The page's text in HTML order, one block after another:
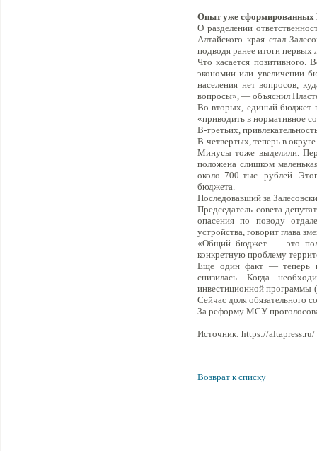
Опыт уже
О разделении
Алтайского края стал
подводя ранее итоги
Что касается позитивного.
экономии или увеличении
населения нет вопросов,
вопросы», — объяснил
Во-вторых, единый бюджет
«приводить в нормативное
В-третьих,
В-четвертых, теперь в
Минусы тоже выделили.
положена слишком
около 700 тыс. рублей.
бюджета.
Последовавший за
Председатель совета
опасения по поводу
устройства, говорит глава
«Общий бюджет — это
конкретную проблему
Еще один факт — теперь
снизилась. Когда
инвестиционной программы
Сейчас доля обязательного
За реформу МСУ
Источник: https://altapress.ru/
Возврат к списку